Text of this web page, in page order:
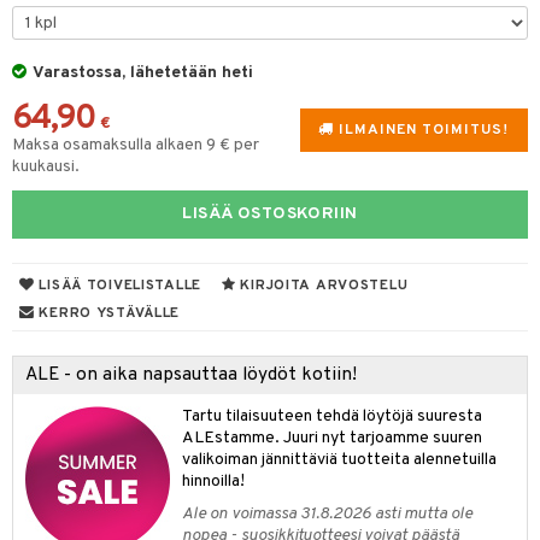
Varastossa, lähetetään heti
ILMAINEN TOIMITUS!
64,90 €
Maksa osamaksulla alkaen 9 € per
kuukausi.
LISÄÄ OSTOSKORIIN
LISÄÄ TOIVELISTALLE
KIRJOITA ARVOSTELU
KERRO YSTÄVÄLLE
ALE - on aika napsauttaa löydöt kotiin!
Tartu tilaisuuteen tehdä löytöjä suuresta
ALEstamme. Juuri nyt tarjoamme suuren
valikoiman jännittäviä tuotteita alennetuilla
hinnoilla!
Ale on voimassa 31.8.2026 asti mutta ole
nopea - suosikkituotteesi voivat päästä
Bluey
City
Classic
Creator
Disney
Disney Princess
DUPLO
Friends
Minecraft
Speed Champions
Spidey
Super Heroes
Born
Prinsessat
Dollhouse
Friends
Love
Tukholma
Laiva
Pitkätossu Huvikumpu
& Palikat
Builder
hahmoja
Prinsessat